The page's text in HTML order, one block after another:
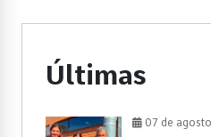
Últimas
07 de agosto